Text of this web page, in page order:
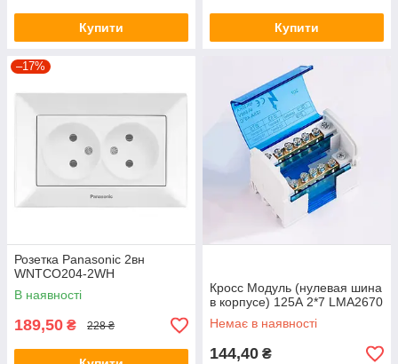
Купити Купити
–17%
Розетка Panasonic 2вн
WNTCO204-2WH
В наявності
189,50 ₴ 228 ₴
Кросс Модуль (нулевая шина
в корпусе) 125А 2*7 LMA2670
Немає в наявності
144,40 ₴